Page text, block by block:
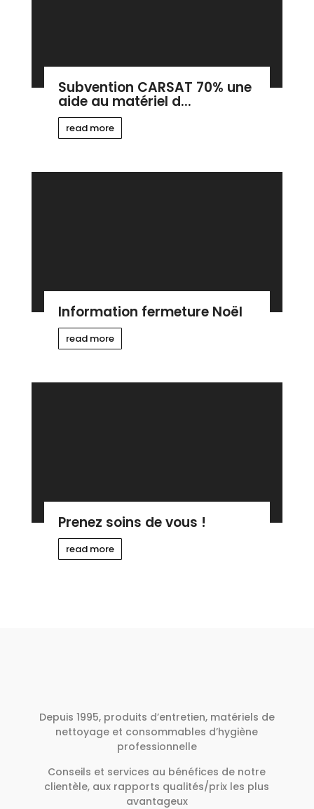
Subvention CARSAT 70% une
aide au matériel d...
read more
Information fermeture Noël
read more
Prenez soins de vous !
read more
Depuis 1995, produits d’entretien, matériels de
nettoyage et consommables d’hygiène
professionnelle
Conseils et services au bénéfices de notre
clientèle, aux rapports qualités/prix les plus
avantageux